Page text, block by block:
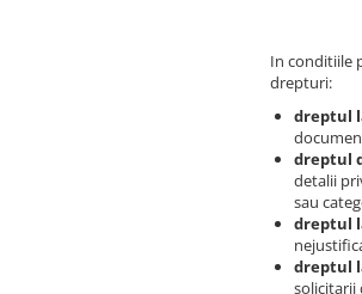
In conditiile
drepturi:
dreptul
dreptul
detalii
sau
dreptul
dreptul
solicitarii